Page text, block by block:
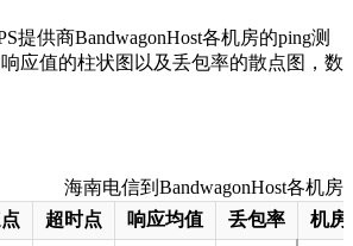
海南电信到BandwagonHost各机房
超时点 响应均值 丢包率
机房